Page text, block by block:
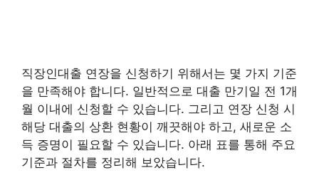
직장인대출 연장을 신청하기 위해서는 몇 가지 기준
을 만족해야 합니다. 일반적으로 대출 만기일 전 1개
월 이내에 신청할 수 있습니다. 그리고 연장 신청 시
해당 대출의 상환 현황이 깨끗해야 하고, 새로운 소
득 증명이 필요할 수 있습니다. 아래 표를 통해 주요
기준과 절차를 정리해 보았습니다.